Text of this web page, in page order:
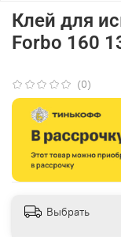
(0)
Клей для
Forbo 160
Выбрать